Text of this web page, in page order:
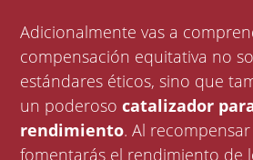
Adicionalmente vas a
compensación equitativa no
estándares éticos, sino que
un poderosocatalizador
rendimiento. Al
fomentarás el rendimiento de